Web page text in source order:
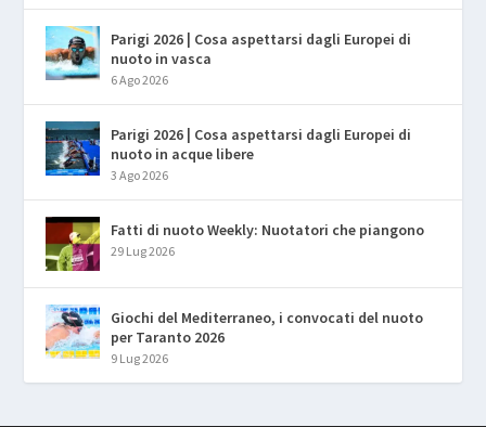
Parigi 2026 | Cosa aspettarsi dagli Europei di
nuoto in vasca
6 Ago 2026
Parigi 2026 | Cosa aspettarsi dagli Europei di
nuoto in acque libere
3 Ago 2026
Fatti di nuoto Weekly: Nuotatori che piangono
29 Lug 2026
Giochi del Mediterraneo, i convocati del nuoto
per Taranto 2026
9 Lug 2026